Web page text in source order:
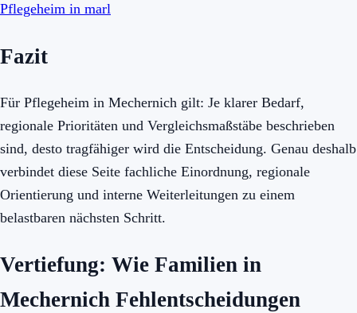
Pflegeheim in marl
Fazit
Für Pflegeheim in Mechernich gilt: Je klarer Bedarf,
regionale Prioritäten und Vergleichsmaßstäbe beschrieben
sind, desto tragfähiger wird die Entscheidung. Genau deshalb
verbindet diese Seite fachliche Einordnung, regionale
Orientierung und interne Weiterleitungen zu einem
belastbaren nächsten Schritt.
Vertiefung: Wie Familien in
Mechernich Fehlentscheidungen